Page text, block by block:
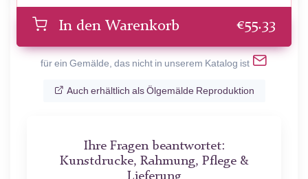
In den Warenkorb €55.33
für ein Gemälde, das nicht in unserem Katalog ist
Auch erhältlich als Ölgemälde Reproduktion
Ihre Fragen beantwortet:
Kunstdrucke, Rahmung, Pflege &